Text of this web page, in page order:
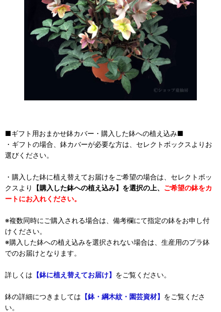
■ギフト用おまかせ鉢カバー・購入した鉢への植え込み■
・ギフトの場合、鉢カバーが必要な方は、セレクトボックスよりお
選びください。
・購入した鉢に植え替えてお届けをご希望の場合は、セレクトボッ
クスより
【購入した鉢への植え込み】を選択の上、 ご希望の鉢をカ
ートにお入れください。
※複数同時にご購入される場合は、備考欄にて指定の鉢をお申し付
けください。
※購入した鉢への植え込みを選択されない場合は、生産用のプラ鉢
でのお届けとなります。
詳しくは 【鉢に植え替えてお届け】 をご覧ください。
鉢の詳細につきましては 【鉢・綱木紋・園芸資材】 をご覧くださ
い。